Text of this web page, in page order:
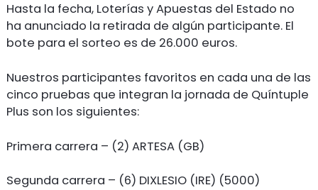
Hasta la fecha, Loterías y Apuestas del Estado no
ha anunciado la retirada de algún participante. El
bote para el sorteo es de 26.000 euros.
Nuestros participantes favoritos en cada una de las
cinco pruebas que integran la jornada de Quíntuple
Plus son los siguientes:
Primera carrera – (2) ARTESA (GB)
Segunda carrera – (6) DIXLESIO (IRE) (5000)